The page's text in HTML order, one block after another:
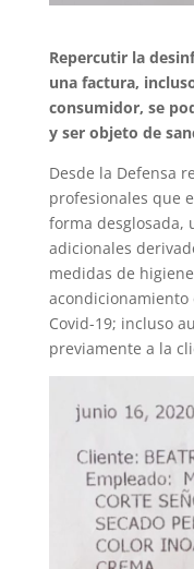
Repercutir la
una factura,
consumidor, se
y ser objeto de
Desde la Defensa
profesionales que
forma desglosada,
adicionales
medidas de
acondicionamiento
Covid-19; incluso
previamente a la